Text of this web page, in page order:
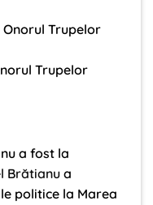
Trupelor
a fost la
Brătianu a
politice la Marea